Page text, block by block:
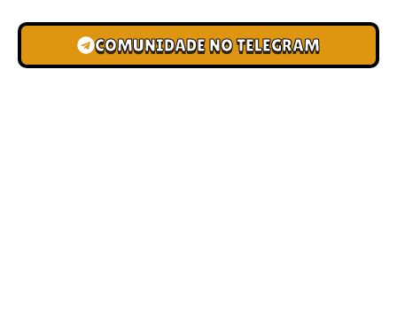
COMUNIDADE NO TELEGRAM